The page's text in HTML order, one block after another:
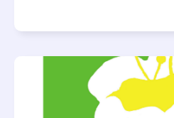
BIBLIOTHÈQUES ÉVÉNEMENTS ,
LITTÉRATURE JEUNESSE